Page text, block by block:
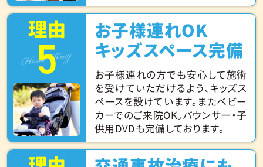
理由
5
Hone King
お子様連れOK
キッズスペース完備
お子様連れの方でも安心して施術
を受けていただけるよう、キッズス
ペースを設けています。またベビー
カーでのご来院OK。バウンサー・子
供用DVDも完備しております。